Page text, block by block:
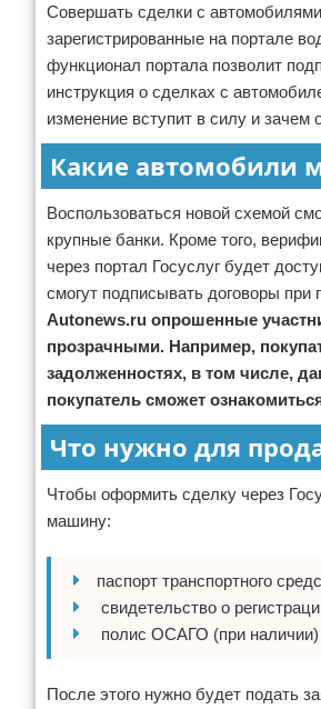
Совершать сделки с
зарегистрированные на портале
функционал портала позволит
инструкция о сделках с
изменение вступит в силу и зачем
Какие автомобили
Воспользоваться новой схемой
крупные банки. Кроме того,
через портал Госуслуг будет
смогут подписывать договоры
Autonews.ru опрошенные
прозрачными. Например,
задолженностях, в том числе,
покупатель сможет
Что нужно для
Чтобы оформить сделку через
машину:
паспорт транспортного
свидетельство о
полис ОСАГО (при наличии)
После этого нужно будет подать